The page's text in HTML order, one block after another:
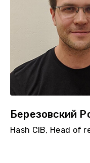
Березовский
Hash CIB, Head of